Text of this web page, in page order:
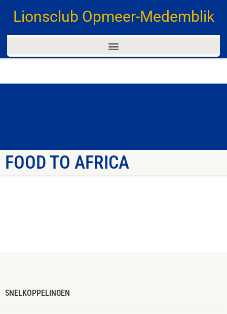
Lionsclub Opmeer-Medemblik
FOOD TO AFRICA
SNELKOPPELINGEN